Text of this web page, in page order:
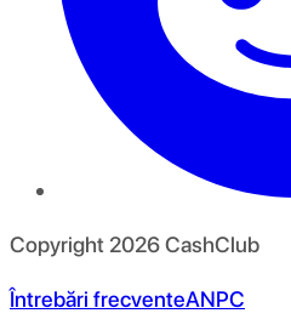
Copyright 2026CashClub
Întrebări frecventeANPC